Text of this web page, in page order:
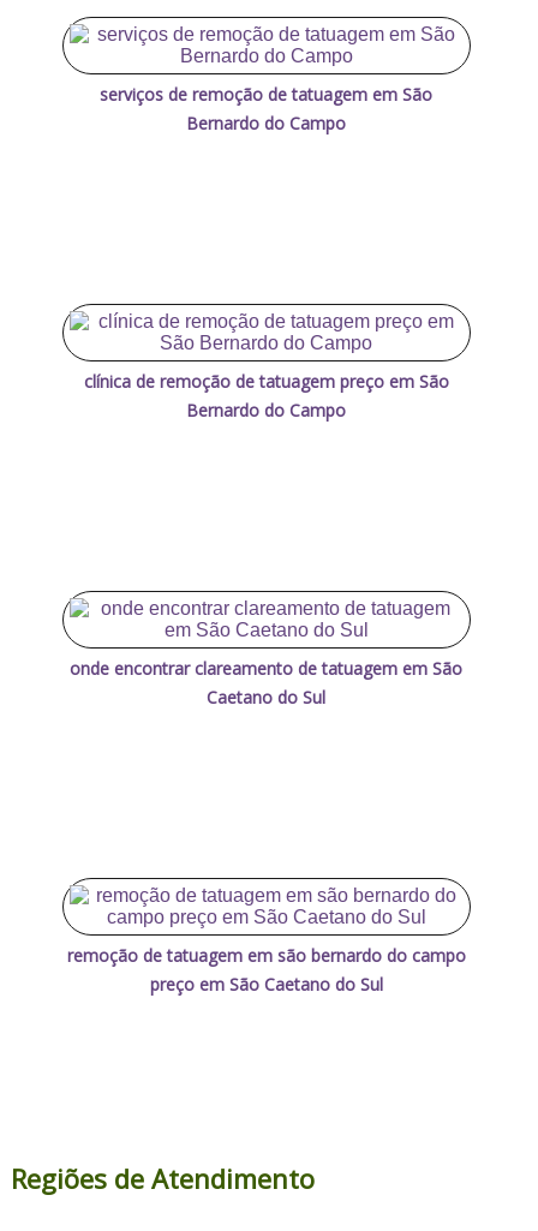
serviços de remoção de tatuagem em São
Bernardo do Campo
clínica de remoção de tatuagem preço em São
Bernardo do Campo
onde encontrar clareamento de tatuagem em São
Caetano do Sul
remoção de tatuagem em são bernardo do campo
preço em São Caetano do Sul
Regiões de Atendimento